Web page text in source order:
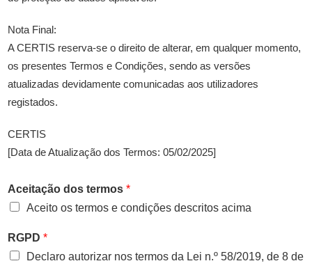
Nota Final:
A CERTIS reserva-se o direito de alterar, em qualquer momento,
os presentes Termos e Condições, sendo as versões
atualizadas devidamente comunicadas aos utilizadores
registados.
CERTIS
[Data de Atualização dos Termos: 05/02/2025]
Aceitação dos termos *
Aceito os termos e condições descritos acima
RGPD *
Declaro autorizar nos termos da Lei n.º 58/2019, de 8 de